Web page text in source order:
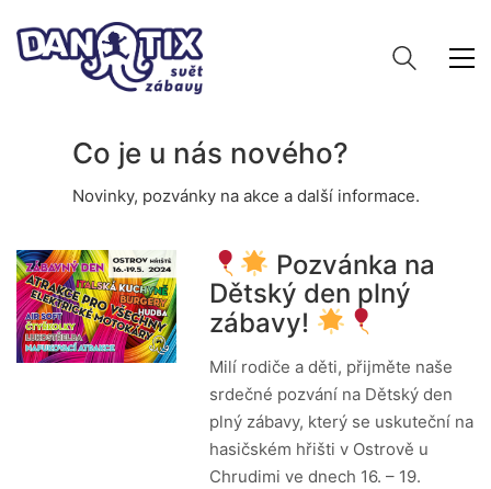
Co je u nás nového?
Novinky, pozvánky na akce a další informace.
Pozvánka na
Dětský den plný
zábavy!
Milí rodiče a děti, přijměte naše
srdečné pozvání na Dětský den
plný zábavy, který se uskuteční na
hasičském hřišti v Ostrově u
Chrudimi ve dnech 16. – 19.